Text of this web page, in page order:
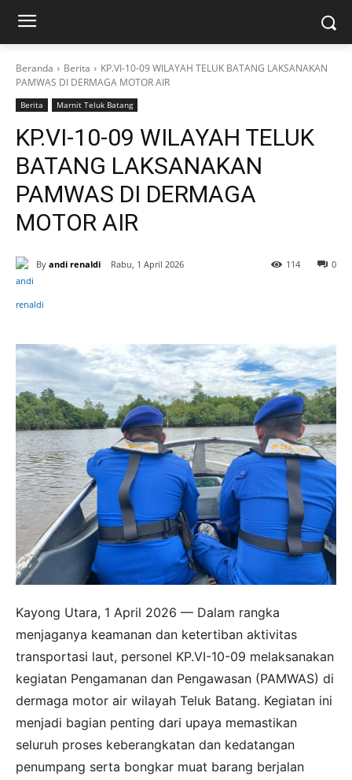
Beranda Berita
KP.VI-10-09 WILAYAH TELUK BATANG LAKSANAKAN
PAMWAS DI DERMAGA MOTOR AIR
Berita Marnit Teluk Batang
KP.VI-10-09 WILAYAH TELUK
BATANG LAKSANAKAN
PAMWAS DI DERMAGA
MOTOR AIR
By andi renaldi Rabu, 1 April 2026 0
114
Kayong Utara, 1 April 2026 — Dalam rangka
menjaganya keamanan dan ketertiban aktivitas
transportasi laut, personel KP.VI-10-09 melaksanakan
kegiatan Pengamanan dan Pengawasan (PAMWAS) di
dermaga motor air wilayah Teluk Batang. Kegiatan ini
menjadi bagian penting dari upaya memastikan
seluruh proses keberangkatan dan kedatangan
penumpang serta bongkar muat barang berjalan